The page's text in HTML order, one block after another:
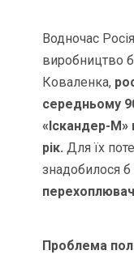
Водночас
виробництво
Коваленка,
середньому
«Іскандер-М»
рік. Для їх
знадобилося
Проблема